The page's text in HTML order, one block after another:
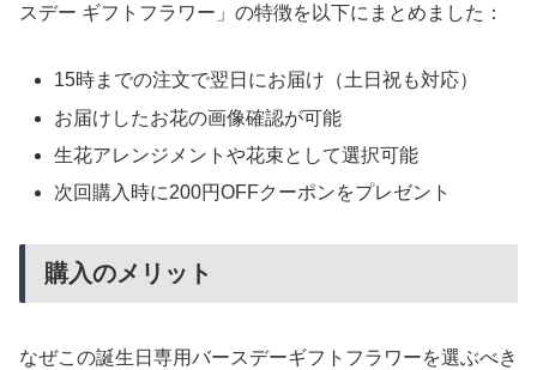
スデー ギフトフラワー」の特徴を以下にまとめました：
15時までの注文で翌日にお届け（土日祝も対応）
お届けしたお花の画像確認が可能
生花アレンジメントや花束として選択可能
次回購入時に200円OFFクーポンをプレゼント
購入のメリット
なぜこの誕生日専用バースデーギフトフラワーを選ぶべき